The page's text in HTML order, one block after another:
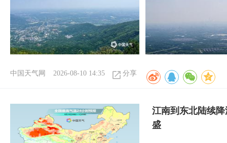
中国天气网 2026-08-10 14:35 分享
江南到东北陆续
盛